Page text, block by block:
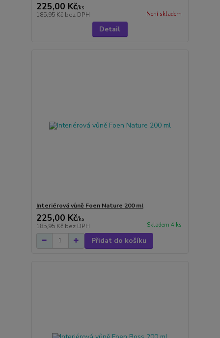
225,00 Kč/ks
185,95 Kč bez DPH Není skladem
Detail
Interiérová vůně Foen Nature 200 ml
225,00 Kč/ks
185,95 Kč bez DPH Skladem 4 ks
Přidat do košíku